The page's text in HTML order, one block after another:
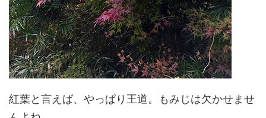
紅葉と言えば、やっぱり王道。もみじは欠かせませ